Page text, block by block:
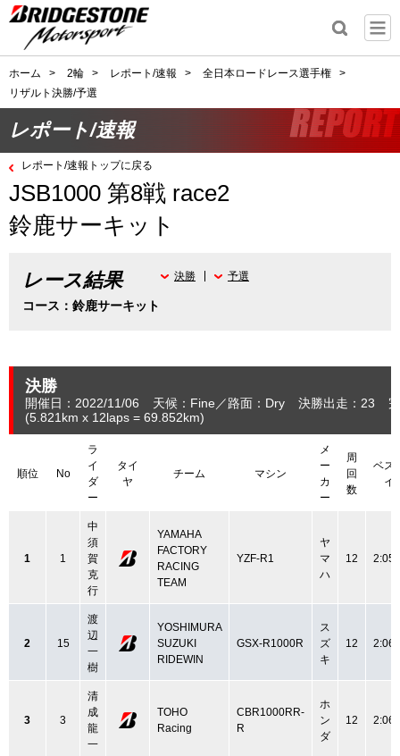
ホーム > 2輪 > レポート/速報 > 全日本ロードレース選手権
>
リザルト決勝/予選
レポート/速報
レポート/速報トップに戻る
JSB1000 第8戦 race2
鈴鹿サーキット
レース結果
コース：鈴鹿サーキット
決勝 予選
決勝
開催日：2022/11/06 天候：Fine 路面：Dry 決勝出走：23
(5.821 km x 12laps = 69.852km)
順位 No
ラ
イ
ダ
ー
タイ
ヤ
チーム マシン
メ
ー
カ
ー
周
回
数
ベス
イ
1 1
中
須
賀
克
行
YAMAHA
FACTORY
RACING
TEAM
YZF-R1
ヤ
マ
ハ
12
2 15
渡
辺
一
樹
YOSHIMURA
SUZUKI
RIDEWIN
GSX-R1000R
ス
ズ
キ
12
3 3
清
成
龍
一
TOHO
Racing
CBR1000RR-
R
ホ
ン
ダ
12